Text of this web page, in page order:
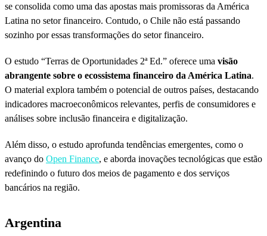
se consolida como uma das apostas mais promissoras da América
Latina no setor financeiro. Contudo, o Chile não está passando
sozinho por essas transformações do setor financeiro.
O estudo “Terras de Oportunidades 2ª Ed.” oferece uma visão
abrangente sobre o ecossistema financeiro da América Latina.
O material explora também o potencial de outros países, destacando
indicadores macroeconômicos relevantes, perfis de consumidores e
análises sobre inclusão financeira e digitalização.
Além disso, o estudo aprofunda tendências emergentes, como o
avanço do Open Finance, e aborda inovações tecnológicas que estão
redefinindo o futuro dos meios de pagamento e dos serviços
bancários na região.
Argentina